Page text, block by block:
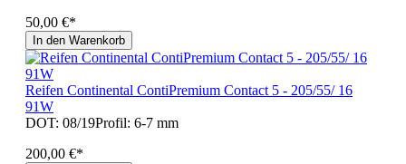
50,00 €*
In den Warenkorb
Reifen Continental ContiPremium Contact 5 - 205/55/ 16
91W
DOT: 08/19Profil: 6-7 mm
200,00 €*